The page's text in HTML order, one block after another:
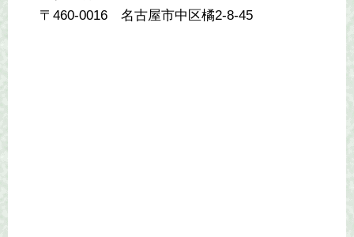
〒460-0016 名古屋市中区橘2-8-45